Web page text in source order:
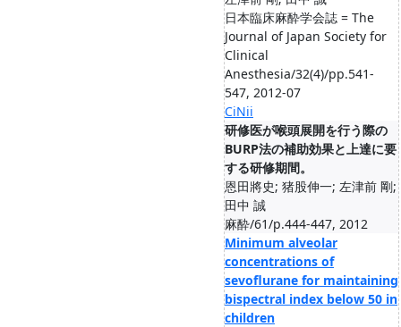
日本臨床麻酔学会誌 = The
Journal of Japan Society for
Clinical
Anesthesia/32(4)/pp.541-
547, 2012-07
CiNii
研修医が喉頭展開を行う際の
BURP法の補助効果と上達に要
する研修期間。
恩田將史; 猪股伸一; 左津前 剛;
田中 誠
麻酔/61/p.444-447, 2012
Minimum alveolar
concentrations of
sevoflurane for maintaining
bispectral index below 50 in
children